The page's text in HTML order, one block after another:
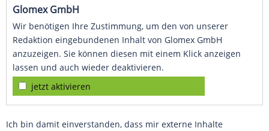
Glomex GmbH
Wir benötigen Ihre Zustimmung, um den von unserer
Redaktion eingebundenen Inhalt von Glomex GmbH
anzuzeigen. Sie können diesen mit einem Klick anzeigen
lassen und auch wieder deaktivieren.
jetzt aktivieren
Ich bin damit einverstanden, dass mir externe Inhalte